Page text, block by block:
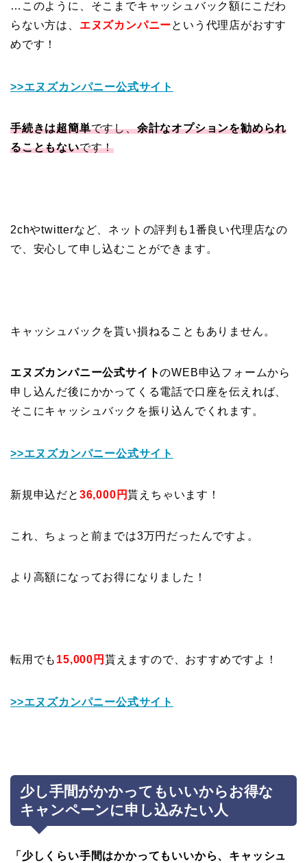
…このように、そこまでキャッシュバック額にこだわ
らない方は、 エヌズカンパニーという代理店がおすす
めです！
>>エヌズカンパニー公式サイト
手続きは超簡単ですし、余計なオプションを勧められ
ることもないです！
2chやtwitterなど、ネットの評判も1番良い代理店なの
で、安心して申し込むことができます。
キャッシュバックを貰い損ねることもありません。
エヌズカンパニー公式サイトのWEB申込フォームから
申し込んだ後にかかってくる電話で口座を伝えれば、
そこにキャッシュバックを振り込んでくれます。
>>エヌズカンパニー公式サイト
新規申込だと 36,000円貰えちゃいます！
これ、ちょっと前までは3万円だったんですよ。
より高額になってお得になりました！
転用でも 15,000円 貰えますので、おすすめですよ！
>>エヌズカンパニー公式サイト
少し手間がかかってもいいからお得な
キャンペーンに申し込みたい人
「少しくらい手間はかかってもいいから、キャッシュ